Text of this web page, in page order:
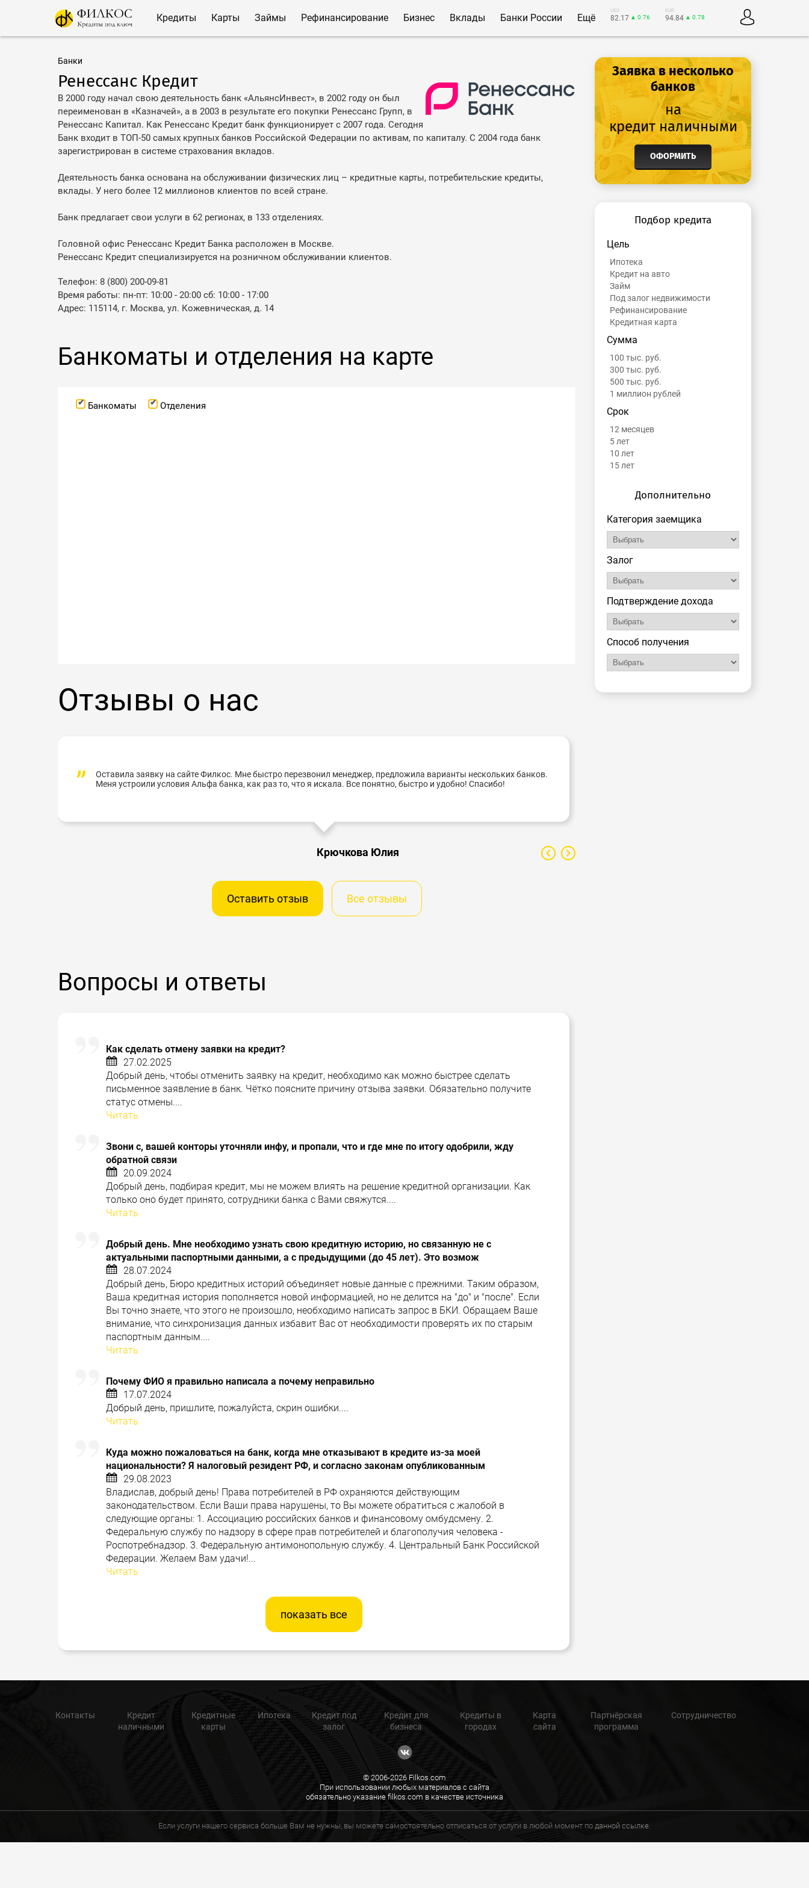
Кредиты Карты Займы Рефинансирование Бизнес Вклады Банки России Ещё
USD
82.17 ▲ 0.76
EUR
94.84 ▲ 0.78
Банки
Ренессанс Кредит
В 2000 году начал свою деятельность банк «АльянсИнвест», в 2002 году он был
переименован в «Казначей», а в 2003 в результате его покупки Ренессанс Групп, в
Ренессанс Капитал. Как Ренессанс Кредит банк функционирует с 2007 года. Сегодня
Банк входит в ТОП-50 самых крупных банков Российской Федерации по активам, по капиталу. С 2004 года банк
зарегистрирован в системе страхования вкладов.
Деятельность банка основана на обслуживании физических лиц – кредитные карты, потребительские кредиты,
вклады. У него более 12 миллионов клиентов по всей стране.
Банк предлагает свои услуги в 62 регионах, в 133 отделениях.
Головной офис Ренессанс Кредит Банка расположен в Москве.
Ренессанс Кредит специализируется на розничном обслуживании клиентов.
Телефон: 8 (800) 200-09-81
Время работы: пн-пт: 10:00 - 20:00 сб: 10:00 - 17:00
Адрес: 115114, г. Москва, ул. Кожевническая, д. 14
Банкоматы и отделения на карте
Банкоматы Отделения
Отзывы о нас
Оставила заявку на сайте Филкос. Мне быстро перезвонил менеджер, предложила варианты нескольких банков.
Меня устроили условия Альфа банка, как раз то, что я искала. Все понятно, быстро и удобно! Спасибо!
Крючкова Юлия
Оставить отзыв Все отзывы
Вопросы и ответы
Как сделать отмену заявки на кредит?
27.02.2025
Добрый день, чтобы отменить заявку на кредит, необходимо как можно быстрее сделать
письменное заявление в банк. Чётко поясните причину отзыва заявки. Обязательно получите
статус отмены....
Читать
Звони с, вашей конторы уточняли инфу, и пропали, что и где мне по итогу одобрили, жду
обратной связи
20.09.2024
Добрый день, подбирая кредит, мы не можем влиять на решение кредитной организации. Как
только оно будет принято, сотрудники банка с Вами свяжутся....
Читать
Добрый день. Мне необходимо узнать свою кредитную историю, но связанную не с
актуальными паспортными данными, а с предыдущими (до 45 лет). Это возмож
28.07.2024
Добрый день, Бюро кредитных историй объединяет новые данные с прежними. Таким образом,
Ваша кредитная история пополняется новой информацией, но не делится на "до" и "после". Если
Вы точно знаете, что этого не произошло, необходимо написать запрос в БКИ. Обращаем Ваше
внимание, что синхронизация данных избавит Вас от необходимости проверять их по старым
паспортным данным....
Читать
Почему ФИО я правильно написала а почему неправильно
17.07.2024
Добрый день, пришлите, пожалуйста, скрин ошибки....
Читать
Куда можно пожаловаться на банк, когда мне отказывают в кредите из-за моей
национальности? Я налоговый резидент РФ, и согласно законам опубликованным
29.08.2023
Владислав, добрый день! Права потребителей в РФ охраняются действующим
законодательством. Если Ваши права нарушены, то Вы можете обратиться с жалобой в
следующие органы: 1. Ассоциацию российских банков и финансовому омбудсмену. 2.
Федеральную службу по надзору в сфере прав потребителей и благополучия человека -
Роспотребнадзор. 3. Федеральную антимонопольную службу. 4. Центральный Банк Российской
Федерации. Желаем Вам удачи!...
Читать
показать все
Заявка в несколько
банков
на
кредит наличными
ОФОРМИТЬ
Подбор кредита
Цель
Ипотека
Кредит на авто
Займ
Под залог недвижимости
Рефинансирование
Кредитная карта
Сумма
100 тыс. руб.
300 тыс. руб.
500 тыс. руб.
1 миллион рублей
Срок
12 месяцев
5 лет
10 лет
15 лет
Дополнительно
Категория заемщика
Залог
Подтверждение дохода
Способ получения
Контакты
Кредит
наличными
Кредитные
карты
Ипотека
Кредит под
залог
Кредит для
бизнеса
Кредиты в
городах
Карта
сайта
Партнёрская
программа
Сотрудничество
© 2006-2026 Filkos.com
При использовании любых материалов с сайта
обязательно указание filkos.com в качестве источника
Если услуги нашего сервиса больше Вам не нужны, вы можете самостоятельно отписаться от услуги в любой момент по данной ссылке.